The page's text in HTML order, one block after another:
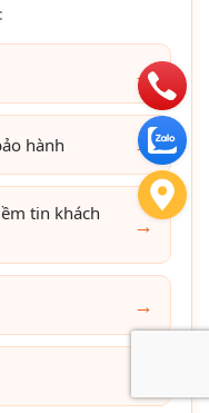
→
hành →
tin khách
→
→